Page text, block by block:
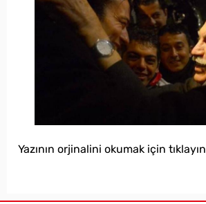
Yazının orjinalini okumak için tıklayın